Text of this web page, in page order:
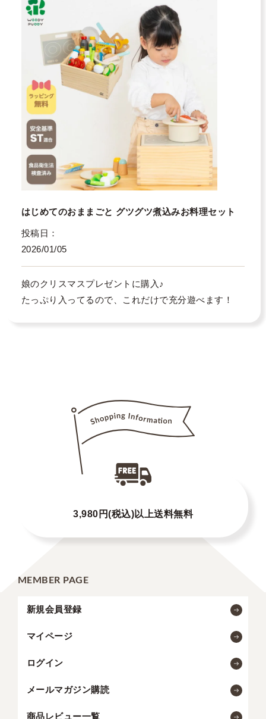
はじめてのおままごと グツグツ煮込みお料理セット
投稿日
2026/01/05
娘のクリスマスプレゼントに購入♪
たっぷり入ってるので、これだけで充分遊べます！
3,980円(税込)以上送料無料
MEMBER PAGE
新規会員登録
マイページ
ログイン
メールマガジン購読
商品レビュー一覧